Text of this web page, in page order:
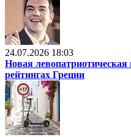
24.07.2026 18:03
Новая левопатриотическая
рейтингах Греции